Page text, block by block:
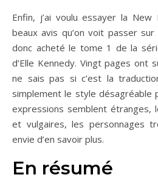
Enfin, j’ai voulu essayer la New
beaux avis qu’on voit passer sur
donc acheté le tome 1 de la
d’Elle Kennedy. Vingt pages ont
ne sais pas si c’est la
simplement le style désagréable
expressions semblent étranges,
et vulgaires, les personnages
envie d’en savoir plus.
En résumé